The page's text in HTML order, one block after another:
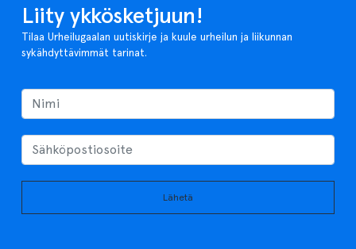
Liity ykkösketjuun!
Tilaa Urheilugaalan uutiskirje ja kuule urheilun ja liikunnan
sykähdyttävimmät tarinat.
Lähetä